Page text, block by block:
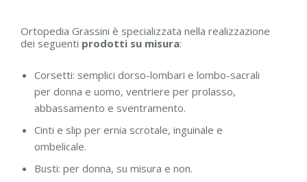
Ortopedia Grassini è specializzata nella realizzazione
dei seguenti prodotti su misura:
Corsetti: semplici dorso-lombari e lombo-sacrali
per donna e uomo, ventriere per prolasso,
abbassamento e sventramento.
Cinti e slip per ernia scrotale, inguinale e
ombelicale.
Busti: per donna, su misura e non.